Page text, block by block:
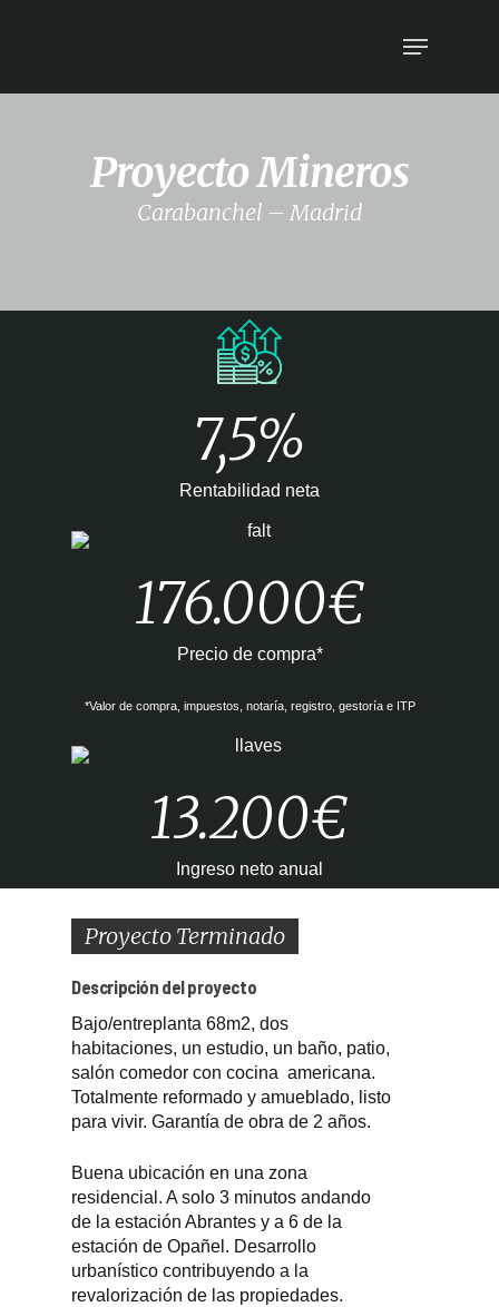
Proyecto Mineros
Carabanchel – Madrid
7,5%
Rentabilidad neta
176.000€
Precio de compra*
*Valor de compra, impuestos, notaría, registro, gestoría e ITP
13.200€
Ingreso neto anual
Proyecto Terminado
Descripción del proyecto
Bajo/entreplanta 68m2, dos
habitaciones, un estudio, un baño, patio,
salón comedor con cocina americana.
Totalmente reformado y amueblado, listo
para vivir. Garantía de obra de 2 años.
Buena ubicación en una zona
residencial. A solo 3 minutos andando
de la estación Abrantes y a 6 de la
estación de Opañel. Desarrollo
urbanístico contribuyendo a la
revalorización de las propiedades.